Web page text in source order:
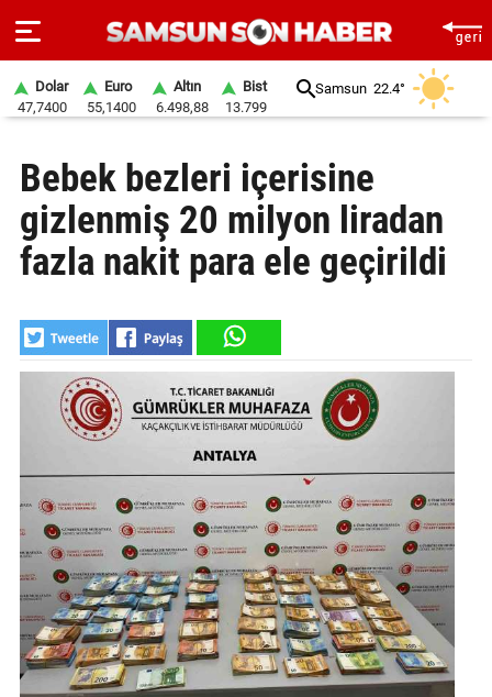
SAYFA
SAMSUN
HABER
GÜNDEM
SİYASET
EKONOMİ
MAGAZİN
GALERİ
VİDEO
YAZARLAR
Dolar
47,7400
Euro
55,1400
Altın
6.498,88
Bist
13.799
Samsun 22.4°
Bebek bezleri içerisine
gizlenmiş 20 milyon liradan
fazla nakit para ele geçirildi